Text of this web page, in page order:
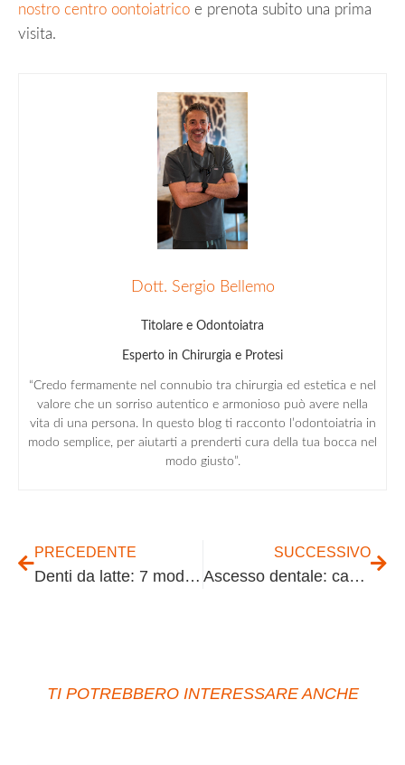
nostro centro oontoiatrico e prenota subito una prima
visita.
Dott. Sergio Bellemo
Titolare e Odontoiatra
Esperto in Chirurgia e Protesi
“Credo fermamente nel connubio tra chirurgia ed estetica e nel
valore che un sorriso autentico e armonioso può avere nella
vita di una persona. In questo blog ti racconto l’odontoiatria in
modo semplice, per aiutarti a prenderti cura della tua bocca nel
modo giusto”.
PRECEDENTE
Denti da latte: 7 modi per affrontare le carie
SUCCESSIVO
Ascesso dentale: cause, sintomi, e trattamenti efficaci
TI POTREBBERO INTERESSARE ANCHE